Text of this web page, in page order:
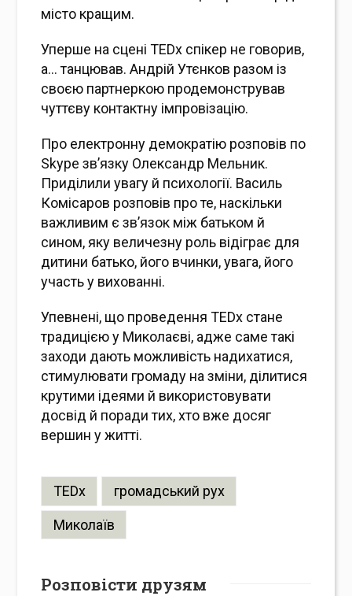
місто кращим.
Уперше на сцені TEDx спікер не говорив,
а… танцював. Андрій Утєнков разом із
своєю партнеркою продемонстрував
чуттєву контактну імпровізацію.
Про електронну демократію розповів по
Skype зв’язку Олександр Мельник.
Приділили увагу й психології. Василь
Комісаров розповів про те, наскільки
важливим є зв’язок між батьком й
сином, яку величезну роль відіграє для
дитини батько, його вчинки, увага, його
участь у вихованні.
Упевнені, що проведення TEDx стане
традицією у Миколаєві, адже саме такі
заходи дають можливість надихатися,
стимулювати громаду на зміни, ділитися
крутими ідеями й використовувати
досвід й поради тих, хто вже досяг
вершин у житті.
TEDx громадський рух
Миколаїв
Розповісти друзям